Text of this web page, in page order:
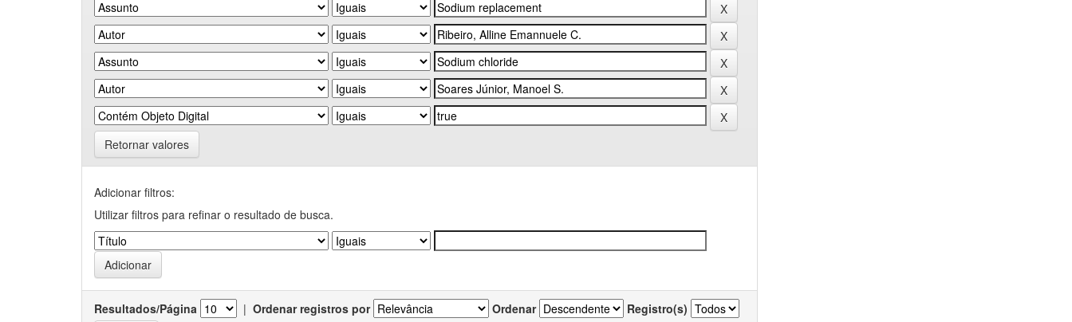
Retornar valores
Adicionar filtros:
Utilizar filtros para refinar o resultado de busca.
Resultados/Página | Ordenar registros por Ordenar Registro(s)